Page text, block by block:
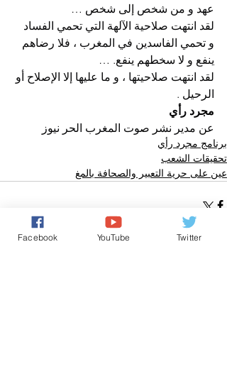
عهد و من شخص إلى شخص …
لقد انتهت صلاحية الآلهة التي تحمي الفساد
و تحمي الفاسدين في المغرب ، فلا رضاهم
ينفع و لا سخطهم ينفع. …
لقد انتهت صلاحيتها ، و ما عليها إلا الإصلاح أو
الرحيل .
مجرد رأي
عن مدير نشر صوت المغرب الحر نيوز
برنامج مجرد رأي
تحقيقات الشعب
عين على حرية التعبير والصحافة بالمغ
Facebook YouTube Twitter